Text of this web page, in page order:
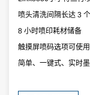
喷头清洗间隔长达 3
8 小时喷印耗材储备
触摸屏喷码选项可使
简单、一键式、实时